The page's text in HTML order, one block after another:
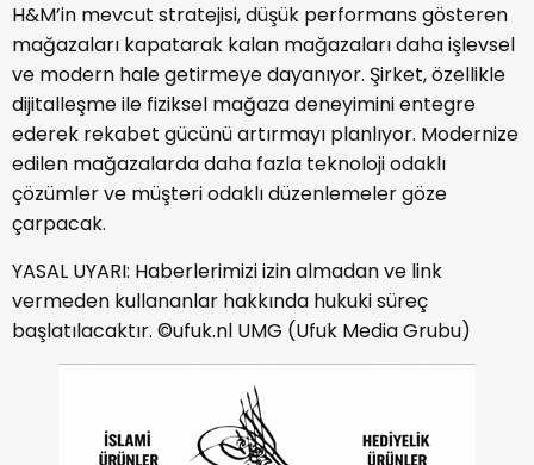
H&M’in mevcut stratejisi, düşük performans gösteren
mağazaları kapatarak kalan mağazaları daha işlevsel
ve modern hale getirmeye dayanıyor. Şirket, özellikle
dijitalleşme ile fiziksel mağaza deneyimini entegre
ederek rekabet gücünü artırmayı planlıyor. Modernize
edilen mağazalarda daha fazla teknoloji odaklı
çözümler ve müşteri odaklı düzenlemeler göze
çarpacak.
YASAL UYARI: Haberlerimizi izin almadan ve link
vermeden kullananlar hakkında hukuki süreç
başlatılacaktır. ©ufuk.nl UMG (Ufuk Media Grubu)